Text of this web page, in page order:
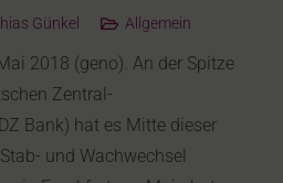
Günkel Allgemein
2018 (geno). An der Spitze
Zentral-
Bank) hat es Mitte dieser
und Wachwechsel